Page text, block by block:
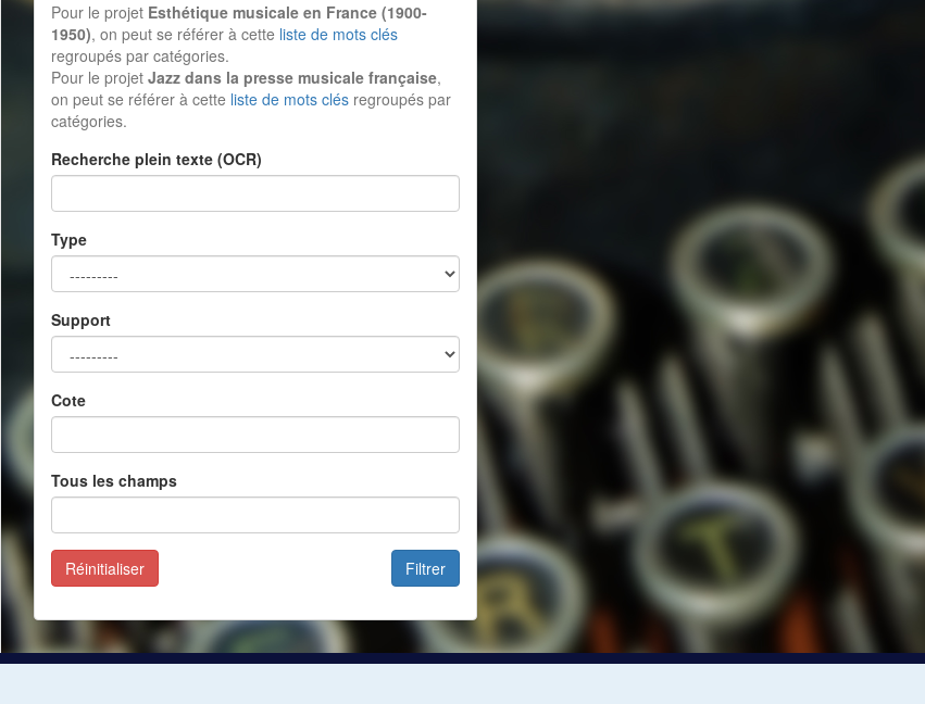
Pour le projet Esthétique musicale en France (1900-
1950), on peut se référer à cette liste de mots clés
regroupés par catégories.
Pour le projet Jazz dans la presse musicale française,
on peut se référer à cette liste de mots clés regroupés par
catégories.
Recherche plein texte (OCR)
Type
Support
Cote
Tous les champs
Filtrer
Réinitialiser